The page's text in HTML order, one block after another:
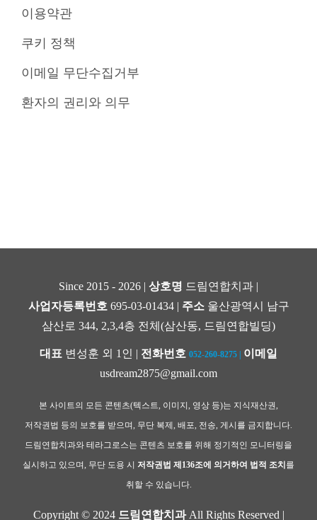
이용약관
쿠키 정책
이메일 무단수집거부
환자의 권리와 의무
Since 2015 - 2026 | 상호명 드림연합치과 |
사업자등록번호 695-03-01434 | 주소울산광역시 남구
삼산로 344, 2,3,4층 전체(삼산동, 드림연합빌딩)
대표 변성훈 외 1인 | 전화번호 052-260-8275
이메일
usdream2875@gmail.com
본 사이트의 모든 콘텐츠(텍스트, 이미지, 영상 등)는 지식재산권,
저작권법 등의 보호를 받으며, 무단 복제, 배포, 전송, 게시를 금지합니다.
드림연합치과와 테라그로스는 콘텐츠 보호를 위해 정기적인 모니터링을
실시하고 있으며, 무단 도용 시 저작권법 제136조에 의거하여 법적 조치 를
취할 수 있습니다.
Copyright © 2024 드림연합치과All Rights Reserved |